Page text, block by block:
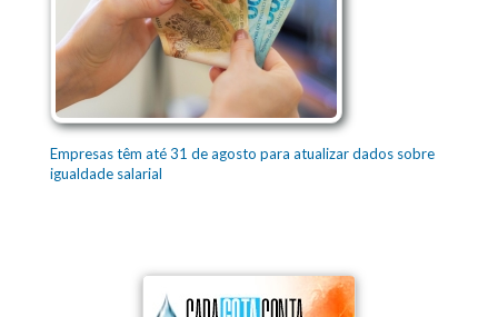
Empresas têm até 31 de agosto para atualizar dados sobre
igualdade salarial